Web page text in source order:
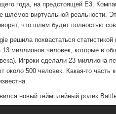
года, на предстоящей E3.
шлемов виртуальной реальности.
что шлем будет полностью
решила похвастаться
13 миллионов человек, которые в
Игроки сделали 23 миллиона
около 500 человек. Какая-то
новый геймплейный ролик